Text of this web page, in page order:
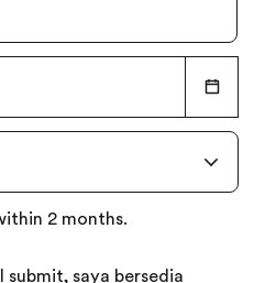
2 months.
submit, saya bersedia